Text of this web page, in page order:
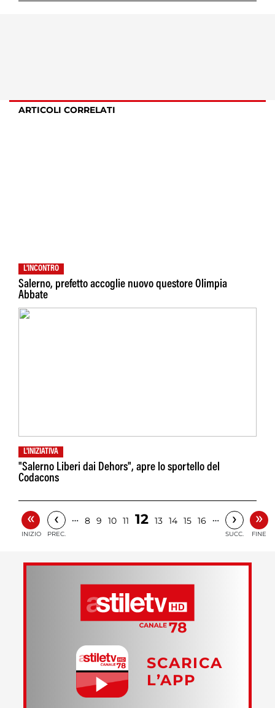
ARTICOLI CORRELATI
L'INCONTRO
Salerno, prefetto accoglie nuovo questore Olimpia
Abbate
L'INIZIATIVA
"Salerno Liberi dai Dehors", apre lo sportello del
Codacons
«
INIZIO
‹
PREC.
… 8 9 10 11 12 13 14 15 16 … ›
SUCC.
»
FINE
SCARICA
L’APP